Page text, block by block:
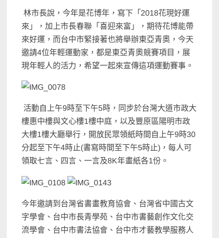
林市長說，今年是花博年，寫下「 2018花現好運
來」，加上市長春聯「喜迎來富」，期待花博能帶
來好運，而台中市緊接著也將舉辦東亞青奧，今天
邀請4位年輕運動家，都是東亞青奧競賽項目，展
現年輕人的活力，希望一起來宣傳這項運動賽事。
活動自上午9時至下午5時，同步於台灣大道市政大
樓惠中樓與文心樓1樓中庭，以及豐原區陽明市政
大樓1樓大廳舉行，開放民眾領紙時間自上午9時30
分起至下午4時止(書寫時間至下午5時止) ，每人可
領取七言、四言、一言及8K年畫紙各1份。
今年邀請到台灣省書畫教育協會、台灣省中國古文
字學會、台中市長青學苑、台中市書藝創作文化交
流學會、台中市書法協會、台中市才藝教學服務人